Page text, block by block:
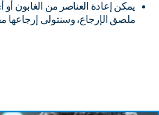
يمكن إعادة العناصر من الغابون
ملصق الإرجاع، وسنتولى إرجاعها